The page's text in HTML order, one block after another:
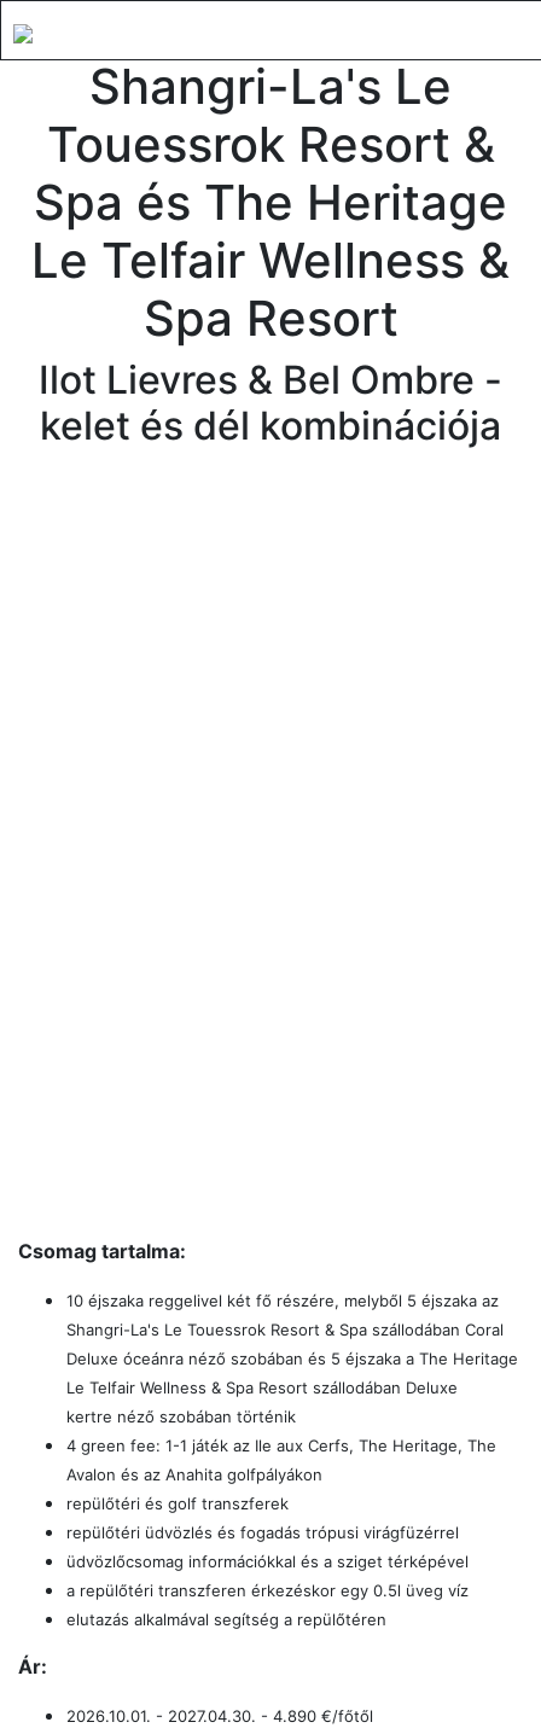
Shangri-La's Le
Touessrok Resort &
Spa és The Heritage
Le Telfair Wellness &
Spa Resort
Ilot Lievres & Bel Ombre -
kelet és dél kombinációja
Csomag tartalma:
10 éjszaka reggelivel két fő részére, melyből 5 éjszaka az
Shangri-La's Le Touessrok Resort & Spa szállodában Coral
Deluxe óceánra néző szobában és 5 éjszaka a The Heritage
Le Telfair Wellness & Spa Resort szállodában Deluxe
kertre néző szobában történik
4 green fee: 1-1 játék az Ile aux Cerfs, The Heritage, The
Avalon és az Anahita golfpályákon
repülőtéri és golf transzferek
repülőtéri üdvözlés és fogadás trópusi virágfüzérrel
üdvözlőcsomag információkkal és a sziget térképével
a repülőtéri transzferen érkezéskor egy 0.5l üveg víz
elutazás alkalmával segítség a repülőtéren
Ár:
2026.10.01. - 2027.04.30. - 4.890 €/főtől